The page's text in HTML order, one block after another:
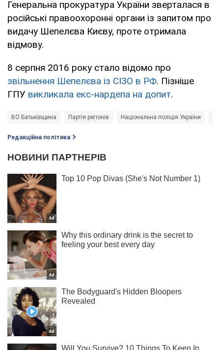
Генеральна прокуратура України зверталася в
російські правоохоронні органи із запитом про
видачу Шепелєва Києву, проте отримала
відмову.
8 серпня 2016 року стало відомо про
звільнення Шепелєва із СІЗО в РФ. Пізніше
ГПУ викликала екс-нардепа на допит.
ВО Батьківщина Партія регіонів Національна поліція України
Редакційна політика